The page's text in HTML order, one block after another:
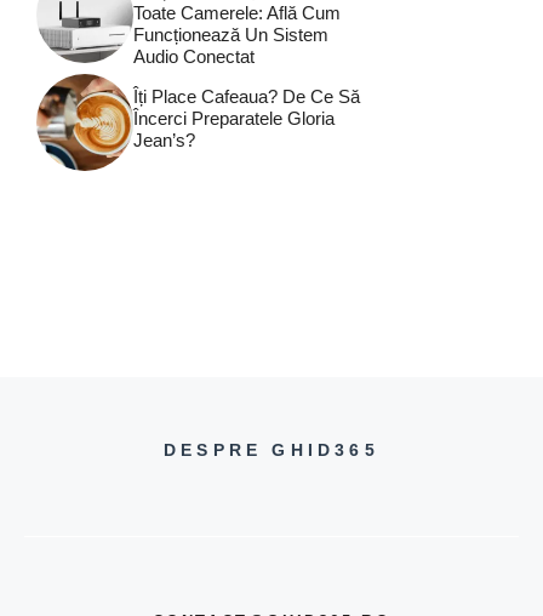
Toate Camerele: Află Cum
Funcționează Un Sistem
Audio Conectat
Îți Place Cafeaua? De Ce Să
Încerci Preparatele Gloria
Jean’s?
DESPRE GHID365